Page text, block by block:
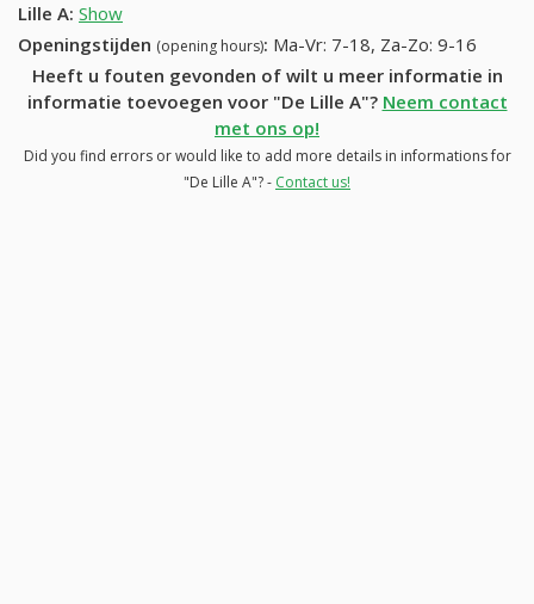
Lille A: Show
Openingstijden (opening hours): Ma-Vr: 7-18, Za-Zo: 9-16
Heeft u fouten gevonden of wilt u meer informatie in
informatie toevoegen voor "De Lille A"? Neem contact
met ons op!
Did you find errors or would like to add more details in informations for
"De Lille A"? - Contact us!